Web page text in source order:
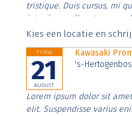
tristique. Duis cursus, mi
interdum nulla, ut
Aenean faucibus nibh et
Kies een locatie en
Friday
21
AUGUST
Kawasaki
's-
Lorem ipsum dolor sit
elit. Suspendisse varius